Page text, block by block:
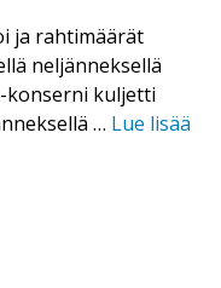
ja rahtimäärät
neljänneksellä
konserni kuljetti
… Lue lisää